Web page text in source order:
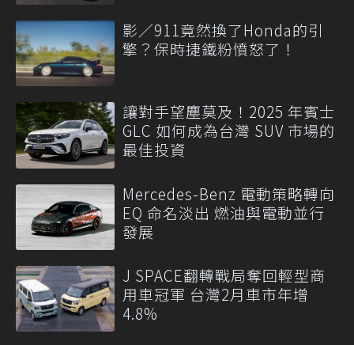
影／911竟然換了Honda的引
擎？保時捷鐵粉憤怒了！
讓對手望塵莫及！2025 年賓士
GLC 如何成為台灣 SUV 市場的
最佳投資
Mercedes-Benz 電動策略轉向
EQ 命名淡出 燃油與電動並行
發展
J SPACE翻轉戰局奪回輕型商
用車冠軍 台灣2月車市年增
4.8%